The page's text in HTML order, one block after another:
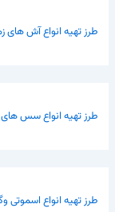
طرز تهیه انواع آش های
طرز تهیه انواع سس
طرز تهیه انواع اسموتی